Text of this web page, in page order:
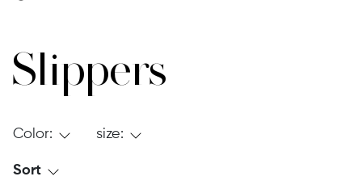
Slippers
Color: size:
Sort